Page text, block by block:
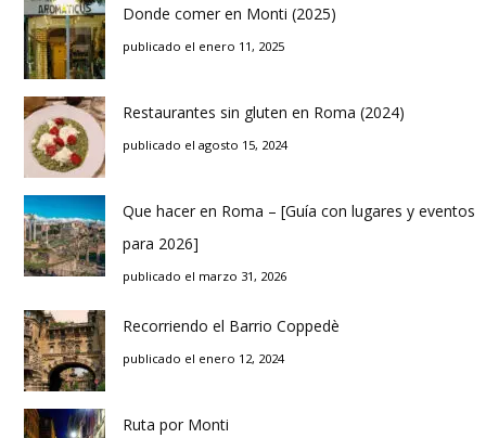
Donde comer en Monti (2025)
publicado el enero 11, 2025
Restaurantes sin gluten en Roma (2024)
publicado el agosto 15, 2024
Que hacer en Roma – [Guía con lugares y eventos
para 2026]
publicado el marzo 31, 2026
Recorriendo el Barrio Coppedè
publicado el enero 12, 2024
Ruta por Monti